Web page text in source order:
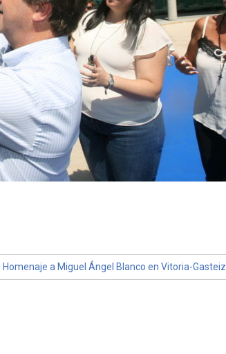
Homenaje a Miguel Ángel Blanco en Vitoria-Gasteiz